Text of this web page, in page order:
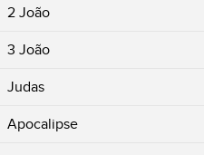
2 João
3 João
Judas
Apocalipse